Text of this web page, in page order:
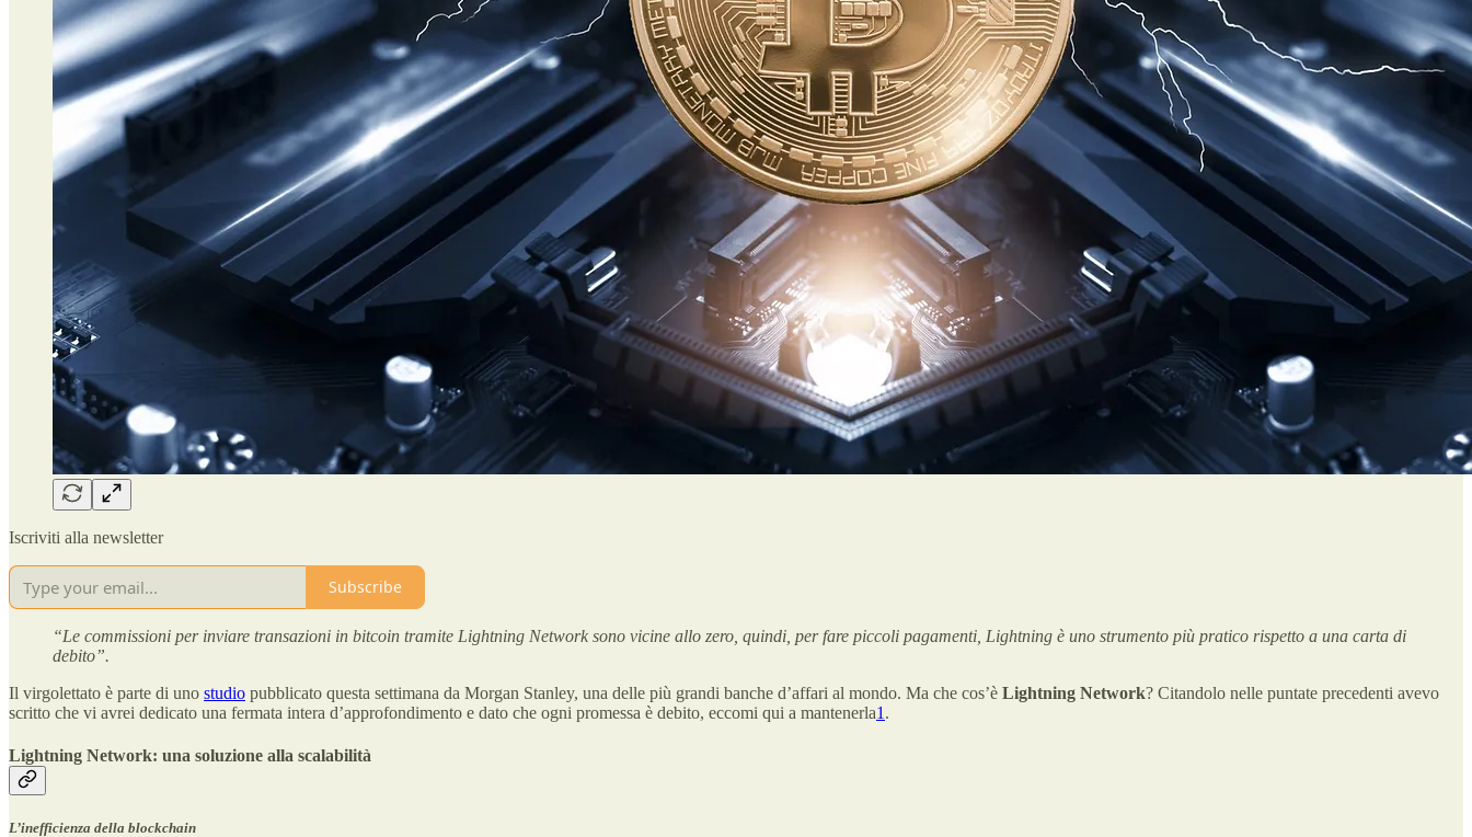
Iscriviti alla newsletter
Subscribe
“Le commissioni per inviare transazioni in bitcoin tramite Lightning Network sono vicine allo zero, quindi, per fare piccoli pagamenti, Lightning è uno strumento più pratico rispetto a una carta di
debito”.
Il virgolettato è parte di uno studio pubblicato questa settimana da Morgan Stanley, una delle più grandi banche d’affari al mondo. Ma che cos’è Lightning Network? Citandolo nelle puntate precedenti avevo
scritto che vi avrei dedicato una fermata intera d’approfondimento e dato che ogni promessa è debito, eccomi qui a mantenerla1 .
Lightning Network: una soluzione alla scalabilità
L’inefficienza della blockchain